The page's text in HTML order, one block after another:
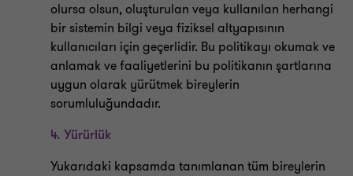
olursa olsun, oluşturulan veya kullanılan herhangi
bir sistemin bilgi veya fiziksel altyapısının
kullanıcıları için geçerlidir. Bu politikayı okumak ve
anlamak ve faaliyetlerini bu politikanın şartlarına
uygun olarak yürütmek bireylerin
sorumluluğundadır.
4. Yürürlük
Yukarıdaki kapsamda tanımlanan tüm bireylerin